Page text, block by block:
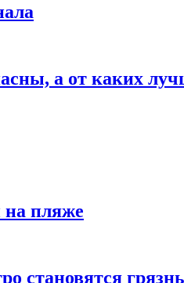
а от каких
пляже
становятся